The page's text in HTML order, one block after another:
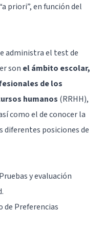
priori”, en función del
administra el test de
son el ámbito escolar,
de los
humanos (RRHH),
como el de conocer la
diferentes posiciones de
y evaluación
de Preferencias